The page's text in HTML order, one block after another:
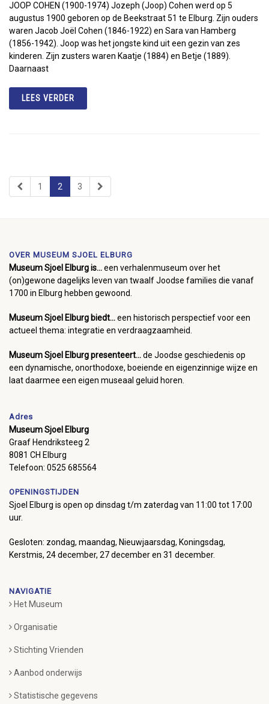
JOOP COHEN (1900-1974) Jozeph (Joop) Cohen werd op 5
augustus 1900 geboren op de Beekstraat 51 te Elburg. Zijn ouders
waren Jacob Joël Cohen (1846-1922) en Sara van Hamberg
(1856-1942). Joop was het jongste kind uit een gezin van zes
kinderen. Zijn zusters waren Kaatje (1884) en Betje (1889).
Daarnaast
LEES VERDER
1 2 3
OVER MUSEUM SJOEL ELBURG
Museum Sjoel Elburg is...een verhalenmuseum over het
(on)gewone dagelijks leven van twaalf Joodse families die vanaf
1700 in Elburg hebben gewoond.
Museum Sjoel Elburg biedt...een historisch perspectief voor een
actueel thema: integratie en verdraagzaamheid.
Museum Sjoel Elburg presenteert...de Joodse geschiedenis op
een dynamische, onorthodoxe, boeiende en eigenzinnige wijze en
laat daarmee een eigen museaal geluid horen.
Adres
Museum Sjoel Elburg
Graaf Hendriksteeg 2
8081 CH Elburg
Telefoon: 0525 685564
OPENINGSTIJDEN
Sjoel Elburg is open op dinsdag t/m zaterdag van 11:00 tot 17:00
uur.
Gesloten: zondag, maandag, Nieuwjaarsdag, Koningsdag,
Kerstmis, 24 december, 27 december en 31 december.
NAVIGATIE
Het Museum
Organisatie
Stichting Vrienden
Aanbod onderwijs
Statistische gegevens